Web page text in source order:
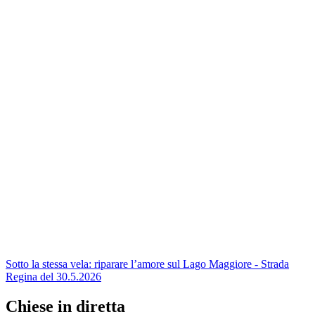
Sotto la stessa vela: riparare l’amore sul Lago Maggiore - Strada
Regina del 30.5.2026
Chiese in diretta